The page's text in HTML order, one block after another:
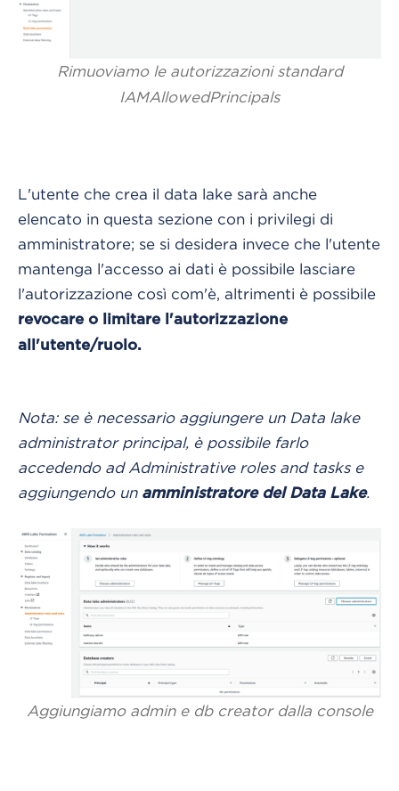
Rimuoviamo le autorizzazioni standard
IAMAllowedPrincipals
L'utente che crea il data lake sarà anche
elencato in questa sezione con i privilegi di
amministratore; se si desidera invece che l'utente
mantenga l'accesso ai dati è possibile lasciare
l'autorizzazione così com'è, altrimenti è possibile
revocare o limitare l'autorizzazione
all'utente/ruolo.
Nota: se è necessario aggiungere un Data lake
administrator principal, è possibile farlo
accedendo ad Administrative roles and tasks e
aggiungendo un amministratore del Data Lake.
Aggiungiamo admin e db creator dalla console